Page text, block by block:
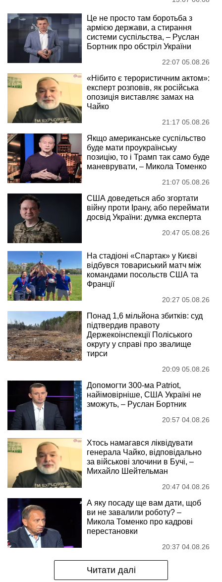
Це не просто там боротьба з
армією держави, а стирання
системи суспільства, – Руслан
Бортник про обстріл України
22:07 05.08.26
«Нібито є терористичним актом»:
експерт розповів, як російська
опозиція виставляє замах на
Чайко
21:17 05.08.26
Якщо американське суспільство
буде мати проукраїнську
позицію, то і Трамп так само буде
маневрувати, – Микола Томенко
21:07 05.08.26
США доведеться або згортати
війну проти Ірану, або переймати
досвід України: думка експерта
20:47 05.08.26
На стадіоні «Спартак» у Києві
відбувся товариський матч між
командами посольств США та
Франції
20:27 05.08.26
Понад 1,6 мільйона збитків: суд
підтвердив правоту
Держекоінспекції Поліського
округу у справі про звалище
тирси
20:09 05.08.26
Допомогти 300-ма Patriot,
найімовірніше, США Україні не
зможуть, – Руслан Бортник
20:57 04.08.26
Хтось намагався ліквідувати
генерала Чайко, відповідально
за військові злочини в Бучі, –
Михайло Шейтельман
20:47 04.08.26
А яку посаду ще вам дати, щоб
ви не завалили роботу? –
Микола Томенко про кадрові
перестановки
20:37 04.08.26
Читати далі